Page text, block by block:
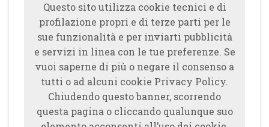
Questo sito utilizza cookie tecnici e di
profilazione propri e di terze parti per le
sue funzionalità e per inviarti pubblicità
e servizi in linea con le tue preferenze. Se
vuoi saperne di più o negare il consenso a
tutti o ad alcuni cookie Privacy Policy.
Chiudendo questo banner, scorrendo
questa pagina o cliccando qualunque suo